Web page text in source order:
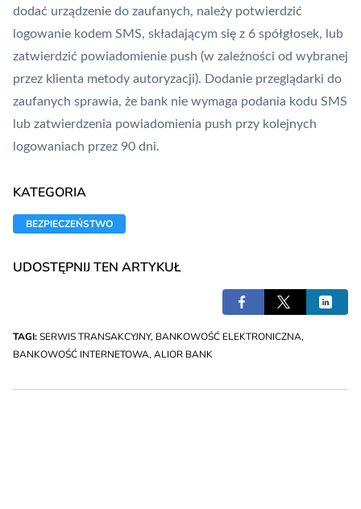
dodać urządzenie do zaufanych, należy potwierdzić
logowanie kodem SMS, składającym się z 6 spółgłosek, lub
zatwierdzić powiadomienie push (w zależności od wybranej
przez klienta metody autoryzacji). Dodanie przeglądarki do
zaufanych sprawia, że bank nie wymaga podania kodu SMS
lub zatwierdzenia powiadomienia push przy kolejnych
logowaniach przez 90 dni.
KATEGORIA
BEZPIECZEŃSTWO
UDOSTĘPNIJ TEN ARTYKUŁ
TAGI:SERWIS TRANSAKCYJNY, BANKOWOŚĆ ELEKTRONICZNA,
BANKOWOŚĆ INTERNETOWA, ALIOR BANK